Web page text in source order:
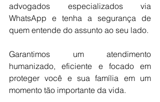
advogados especializados via
WhatsApp e tenha a segurança de
quem entende do assunto ao seu lado.
Garantimos um atendimento
humanizado, eficiente e focado em
proteger você e sua família em um
momento tão importante da vida.